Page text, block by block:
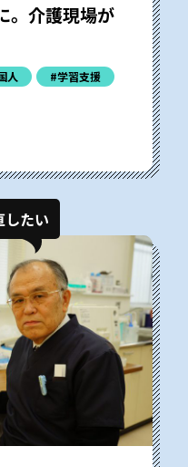
。介護現場が
人 #学習支援
したい